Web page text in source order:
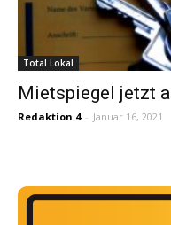
Total Lokal
Mietspiegel jetzt
Redaktion 4 - Januar 16, 2021